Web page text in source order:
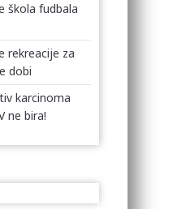
škola fudbala
rekreacije za
dobi
karcinoma
ne bira!